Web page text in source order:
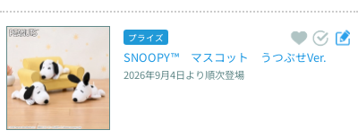
プライズ
SNOOPY™　マスコット　うつぶせVer.
2026年9月4日より順次登場